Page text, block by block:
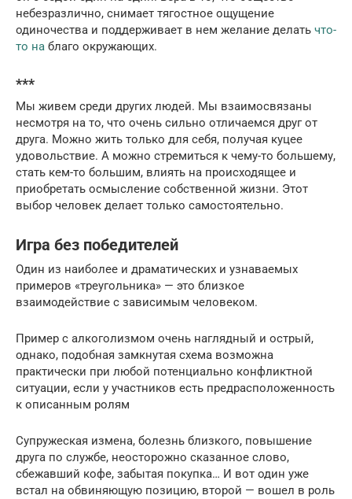
небезразлично, снимает тягостное ощущение
одиночества и поддерживает в нем желание делать что-
то на благо окружающих.
***
Мы живем среди других людей. Мы взаимосвязаны
несмотря на то, что очень сильно отличаемся друг от
друга. Можно жить только для себя, получая куцее
удовольствие. А можно стремиться к чему-то большему,
стать кем-то большим, влиять на происходящее и
приобретать осмысление собственной жизни. Этот
выбор человек делает только самостоятельно.
Игра без победителей
Один из наиболее и драматических и узнаваемых
примеров «треугольника» — это близкое
взаимодействие с зависимым человеком.
Пример с алкоголизмом очень наглядный и острый,
однако, подобная замкнутая схема возможна
практически при любой потенциально конфликтной
ситуации, если у участников есть предрасположенность
к описанным ролям
Супружеская измена, болезнь близкого, повышение
друга по службе, неосторожно сказанное слово,
сбежавший кофе, забытая покупка… И вот один уже
встал на обвиняющую позицию, второй — вошел в роль